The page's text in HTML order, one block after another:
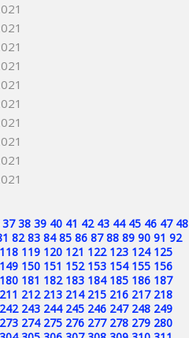
37 38 39 40 41 42 43 44 45 46 47 48
82 83 84 85 86 87 88 89 90 91 92
118 119 120 121 122 123 124 125
149 150 151 152 153 154 155 156
180 181 182 183 184 185 186 187
211 212 213 214 215 216 217 218
242 243 244 245 246 247 248 249
273 274 275 276 277 278 279 280